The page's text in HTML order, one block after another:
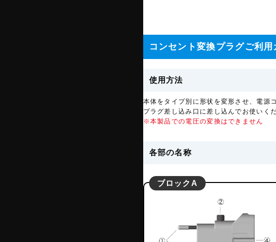
コンセント変換プラグご利用
使用方法
本体をタイプ別に形状を変形させ、電源
プラグ差し込み口に差し込んでお使いくだ
※本製品での電圧の変換はできません
各部の名称
ブロックA